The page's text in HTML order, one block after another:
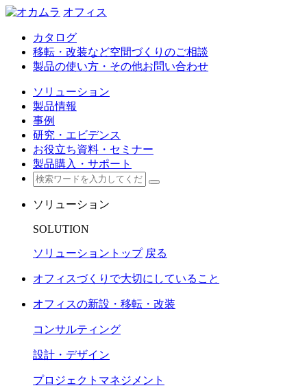
オフィス
カタログ
移転・改装など空間づくりのご相談
製品の使い方・その他お問い合わせ
ソリューション
製品情報
事例
研究・エビデンス
お役立ち資料・セミナー
製品購入・サポート
ソリューション
SOLUTION
ソリューショントップ 戻る
オフィスづくりで大切にしていること
オフィスの新設・移転・改装
コンサルティング
設計・デザイン
プロジェクトマネジメント